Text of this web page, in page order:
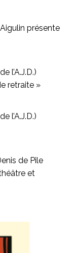
présente
l’A.J.D.)
retraite »
l’A.J.D.)
de Pile
et